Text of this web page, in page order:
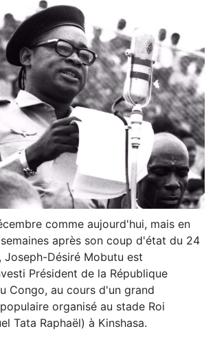
comme aujourd'hui, mais en
après son coup d'état du 24
Joseph-Désiré Mobutu est
Président de la République
Congo, au cours d'un grand
organisé au stade Roi
Tata Raphaël) à Kinshasa.